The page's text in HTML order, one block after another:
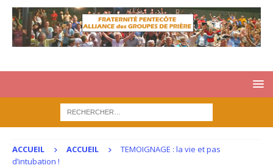
ACCUEIL ACCUEIL
TEMOIGNAGE : la vie et pas
d’intubation !